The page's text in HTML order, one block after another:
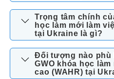
Trọng tâm chính
học làm mới làm
tại Ukraine là gì?
Đối tượng nào phù
GWO khóa học
cao (WAHR) tại